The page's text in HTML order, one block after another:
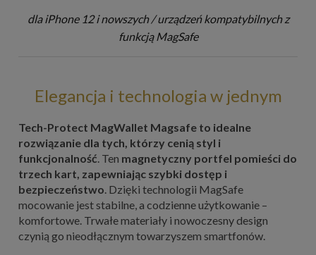
dla iPhone 12 i nowszych / urządzeń kompatybilnych z
funkcją MagSafe
Elegancja i technologia w jednym
Tech-Protect MagWallet Magsafe to idealne
rozwiązanie dla tych, którzy cenią styl i
funkcjonalność. Ten magnetyczny portfel pomieści do
trzech kart, zapewniając szybki dostęp i
bezpieczeństwo. Dzięki technologii MagSafe
mocowanie jest stabilne, a codzienne użytkowanie –
komfortowe. Trwałe materiały i nowoczesny design
czynią go nieodłącznym towarzyszem smartfonów.